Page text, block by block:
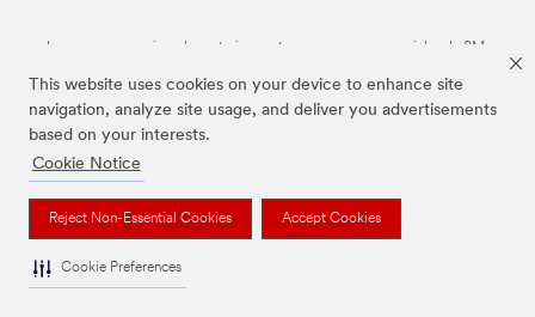
This website uses cookies on your device to enhance site
navigation, analyze site usage, and deliver you advertisements
based on your interests.
Cookie Notice
Reject Non-Essential Cookies Accept Cookies
Cookie Preferences
Las marcas mencionadas anteriormente son marcas comerciales de 3M.